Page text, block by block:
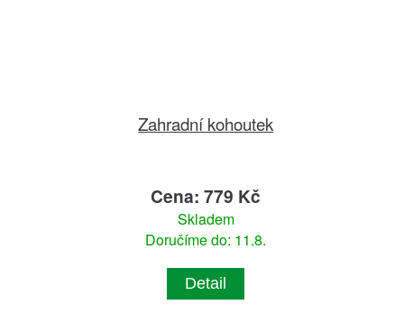
Zahradní kohoutek
Cena: 779 Kč
Skladem
Doručíme do: 11.8.
Detail